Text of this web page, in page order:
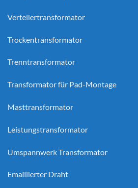
Verteilertransformator
Trockentransformator
Trenntransformator
Transformator für Pad-Montage
Masttransformator
Leistungstransformator
Umspannwerk Transformator
Emaillierter Draht